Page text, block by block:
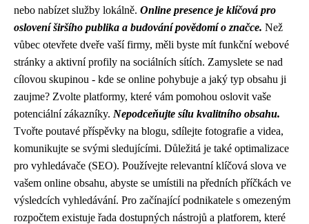
nebo nabízet služby lokálně. Online presence je klíčová pro
oslovení širšího publika a budování povědomí o značce. Než
vůbec otevřete dveře vaší firmy, měli byste mít funkční webové
stránky a aktivní profily na sociálních sítích. Zamyslete se nad
cílovou skupinou - kde se online pohybuje a jaký typ obsahu ji
zaujme? Zvolte platformy, které vám pomohou oslovit vaše
potenciální zákazníky. Nepodceňujte sílu kvalitního obsahu.
Tvořte poutavé příspěvky na blogu, sdílejte fotografie a videa,
komunikujte se svými sledujícími. Důležitá je také optimalizace
pro vyhledávače (SEO). Používejte relevantní klíčová slova ve
vašem online obsahu, abyste se umístili na předních příčkách ve
výsledcích vyhledávání. Pro začínající podnikatele s omezeným
rozpočtem existuje řada dostupných nástrojů a platforem, které